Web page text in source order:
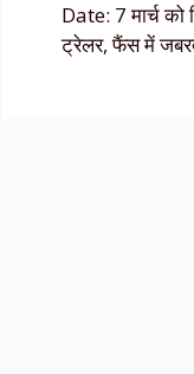
Date: 7 मार्च को
ट्रेलर, फैंस में